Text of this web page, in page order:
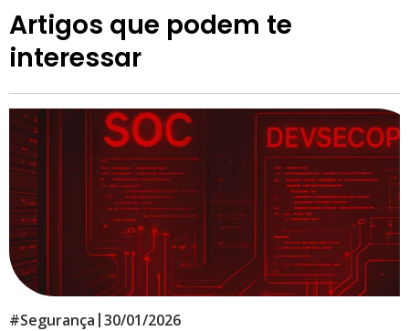
Artigos que podem te
interessar
#Segurança |30/01/2026